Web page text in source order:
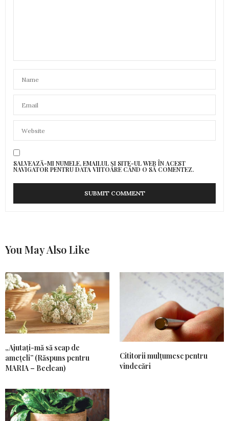
SALVEAZĂ-MI NUMELE, EMAILUL ȘI SITE-UL WEB ÎN ACEST
NAVIGATOR PENTRU DATA VIITOARE CÂND O SĂ COMENTEZ.
You May Also Like
„Ajutați-mă să scap de
amețeli” (Răspuns pentru
MARIA – Beclean)
Cititorii mulțumesc pentru
vindecări